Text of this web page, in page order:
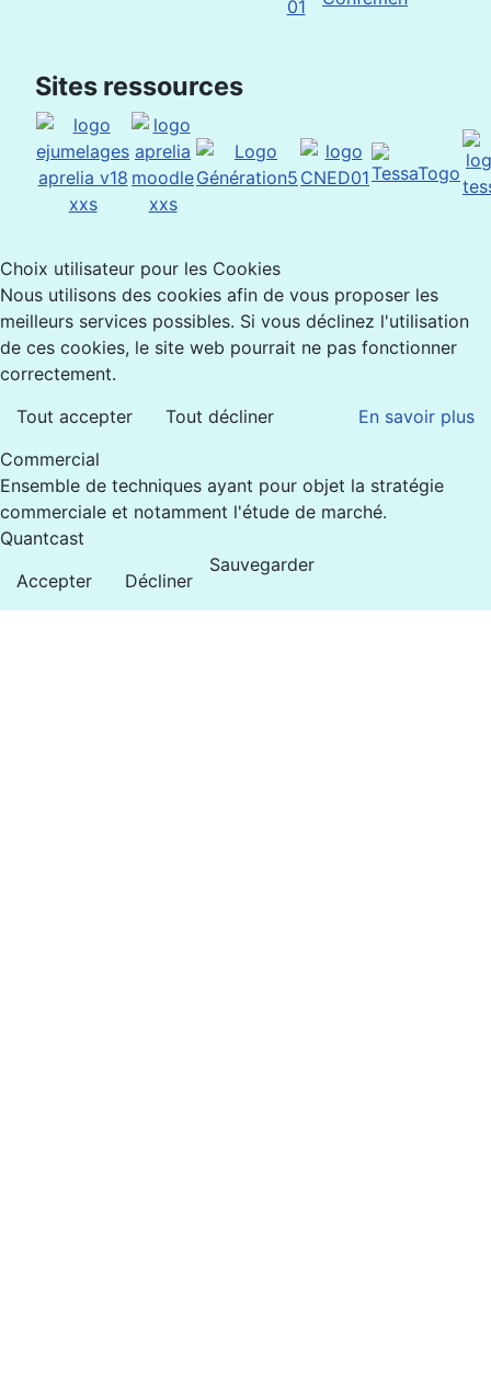
Sites ressources
Choix utilisateur pour les Cookies
Nous utilisons des cookies afin de vous proposer les
meilleurs services possibles. Si vous déclinez l'utilisation
de ces cookies, le site web pourrait ne pas fonctionner
correctement.
Tout accepter
Tout décliner
En savoir plus
Commercial
Ensemble de techniques ayant pour objet la stratégie
commerciale et notamment l'étude de marché.
Quantcast
Accepter
Décliner
Sauvegarder